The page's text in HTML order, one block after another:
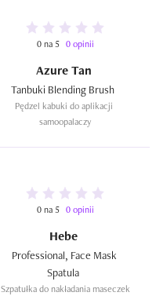
0 na 5 0 opinii
Azure Tan
Pędzel kabuki do aplikacji
samoopalaczy
0 na 5 0 opinii
Hebe
Professional, Face Mask
Szpatułka do nakładania maseczek